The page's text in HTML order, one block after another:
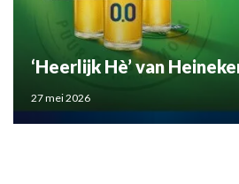
‘Heerlijk Hè’ van
27 mei 2026